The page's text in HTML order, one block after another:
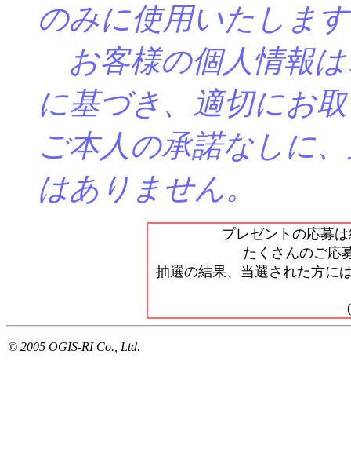
のみに使用いたしま
お客様の個人情報は
に基づき、適切にお
ご本人の承諾なしに
はありません。
プレゼントの応募
たくさんのご応
抽選の結果、当選された方に
© 2005 OGIS-RI Co., Ltd.